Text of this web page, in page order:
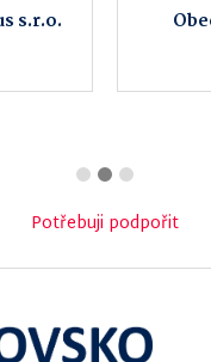
s.r.o.
Potřebuji podpořit